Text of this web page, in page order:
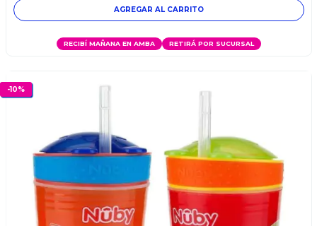
RECIBÍ MAÑANA EN AMBA RETIRÁ POR SUCURSAL
-10%